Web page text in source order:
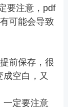
要注意，pdf
可能会导致
前保存，很
空白，又
一定要注意